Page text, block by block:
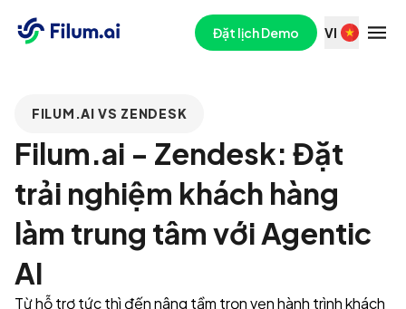
Đặt lịch Demo VI
FILUM.AI VS ZENDESK
Filum.ai - Zendesk: Đặt
trải nghiệm khách hàng
làm trung tâm với Agentic
AI
Từ hỗ trợ tức thì đến nâng tầm trọn vẹn hành trình khách